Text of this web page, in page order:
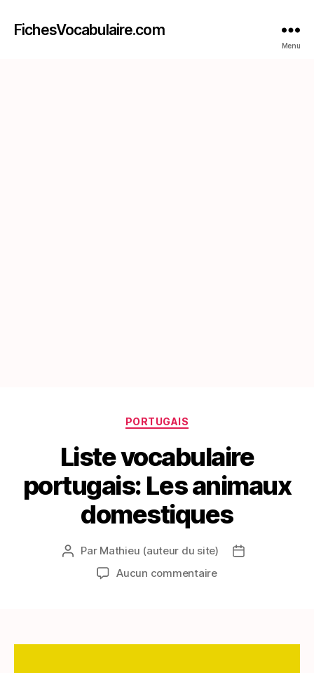
FichesVocabulaire.com
Menu
Catégories
PORTUGAIS
Liste vocabulaire
portugais: Les animaux
domestiques
Auteur
l’article
Par Mathieu (auteur du site)
Date
Aucun commentairesur